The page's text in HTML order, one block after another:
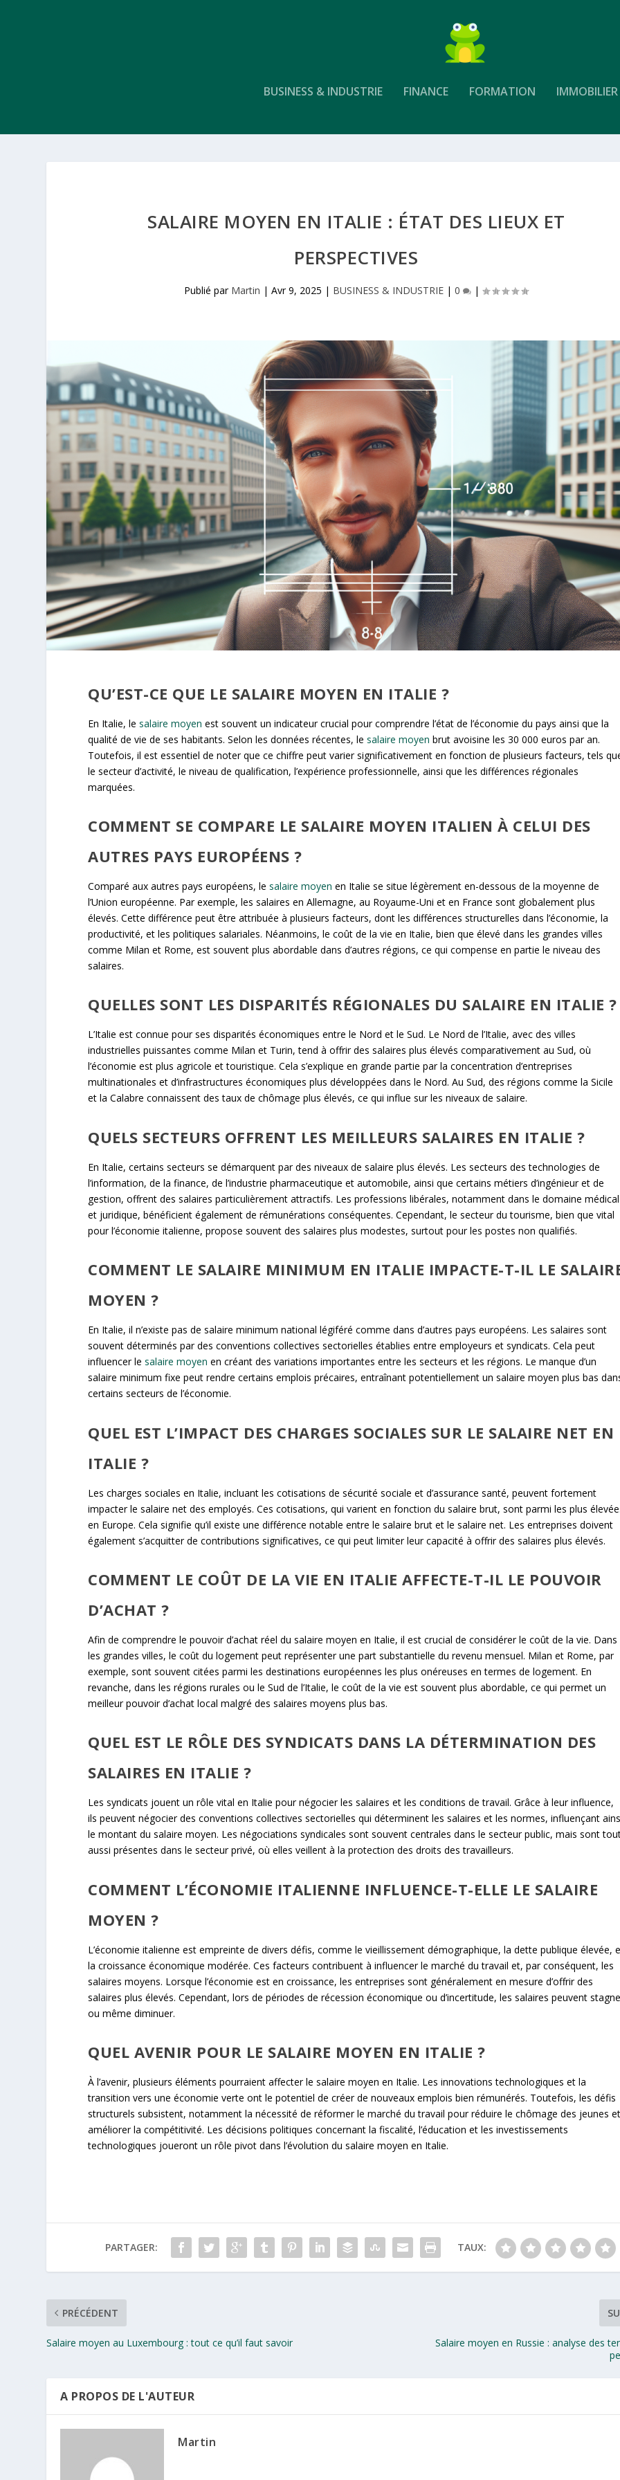
BUSINESS & INDUSTRIE FINANCE FORMATION IMMOBILIER
SALAIRE MOYEN EN ITALIE : ÉTAT DES LIEUX ET
PERSPECTIVES
Publié par Martin |Avr 9, 2025 | BUSINESS & INDUSTRIE |0 |
QU’EST-CE QUE LE SALAIRE MOYEN EN ITALIE ?
En Italie, lesalaire moyen est souvent un indicateur crucial pour comprendre l’état de l’économie du pays ainsi que la
qualité de vie de ses habitants. Selon les données récentes, lesalaire moyen brut avoisine les 30 000 euros par an.
Toutefois, il est essentiel de noter que ce chiffre peut varier significativement en fonction de plusieurs facteurs, tels
le secteur d’activité, le niveau de qualification, l’expérience professionnelle, ainsi que les différences régionales
marquées.
COMMENT SE COMPARE LE SALAIRE MOYEN ITALIEN À CELUI DES
AUTRES PAYS EUROPÉENS ?
Comparé aux autres pays européens, lesalaire moyen en Italie se situe légèrement en-dessous de la moyenne de
l’Union européenne. Par exemple, les salaires en Allemagne, au Royaume-Uni et en France sont globalement plus
élevés. Cette différence peut être attribuée à plusieurs facteurs, dont les différences structurelles dans l’économie, la
productivité, et les politiques salariales. Néanmoins, le coût de la vie en Italie, bien que élevé dans les grandes villes
comme Milan et Rome, est souvent plus abordable dans d’autres régions, ce qui compense en partie le niveau des
salaires.
QUELLES SONT LES DISPARITÉS RÉGIONALES DU SALAIRE EN ITALIE ?
L’Italie est connue pour ses disparités économiques entre le Nord et le Sud. Le Nord de l’Italie, avec des villes
industrielles puissantes comme Milan et Turin, tend à offrir des salaires plus élevés comparativement au Sud, où
l’économie est plus agricole et touristique. Cela s’explique en grande partie par la concentration d’entreprises
multinationales et d’infrastructures économiques plus développées dans le Nord. Au Sud, des régions comme la Sicile
et la Calabre connaissent des taux de chômage plus élevés, ce qui influe sur les niveaux de salaire.
QUELS SECTEURS OFFRENT LES MEILLEURS SALAIRES EN ITALIE ?
En Italie, certains secteurs se démarquent par des niveaux de salaire plus élevés. Les secteurs des technologies de
l’information, de la finance, de l’industrie pharmaceutique et automobile, ainsi que certains métiers d’ingénieur et de
gestion, offrent des salaires particulièrement attractifs. Les professions libérales, notamment dans le domaine médical
et juridique, bénéficient également de rémunérations conséquentes. Cependant, le secteur du tourisme, bien que vital
pour l’économie italienne, propose souvent des salaires plus modestes, surtout pour les postes non qualifiés.
COMMENT LE SALAIRE MINIMUM EN ITALIE IMPACTE-T-IL LE
MOYEN ?
En Italie, il n’existe pas de salaire minimum national légiféré comme dans d’autres pays européens. Les salaires sont
souvent déterminés par des conventions collectives sectorielles établies entre employeurs et syndicats. Cela peut
influencer lesalaire moyen en créant des variations importantes entre les secteurs et les régions. Le manque d’un
salaire minimum fixe peut rendre certains emplois précaires, entraînant potentiellement un salaire moyen plus bas
certains secteurs de l’économie.
QUEL EST L’IMPACT DES CHARGES SOCIALES SUR LE SALAIRE NET EN
ITALIE ?
Les charges sociales en Italie, incluant les cotisations de sécurité sociale et d’assurance santé, peuvent fortement
impacter le salaire net des employés. Ces cotisations, qui varient en fonction du salaire brut, sont parmi les plus
en Europe. Cela signifie qu’il existe une différence notable entre le salaire brut et le salaire net. Les entreprises doivent
également s’acquitter de contributions significatives, ce qui peut limiter leur capacité à offrir des salaires plus élevés.
COMMENT LE COÛT DE LA VIE EN ITALIE AFFECTE-T-IL LE POUVOIR
D’ACHAT ?
Afin de comprendre le pouvoir d’achat réel du salaire moyen en Italie, il est crucial de considérer le coût de la vie. Dans
les grandes villes, le coût du logement peut représenter une part substantielle du revenu mensuel. Milan et Rome, par
exemple, sont souvent citées parmi les destinations européennes les plus onéreuses en termes de logement. En
revanche, dans les régions rurales ou le Sud de l’Italie, le coût de la vie est souvent plus abordable, ce qui permet un
meilleur pouvoir d’achat local malgré des salaires moyens plus bas.
QUEL EST LE RÔLE DES SYNDICATS DANS LA DÉTERMINATION DES
SALAIRES EN ITALIE ?
Les syndicats jouent un rôle vital en Italie pour négocier les salaires et les conditions de travail. Grâce à leur influence,
ils peuvent négocier des conventions collectives sectorielles qui déterminent les salaires et les normes, influençant
le montant du salaire moyen. Les négociations syndicales sont souvent centrales dans le secteur public, mais sont
aussi présentes dans le secteur privé, où elles veillent à la protection des droits des travailleurs.
COMMENT L’ÉCONOMIE ITALIENNE INFLUENCE-T-ELLE LE SALAIRE
MOYEN ?
L’économie italienne est empreinte de divers défis, comme le vieillissement démographique, la dette publique élevée,
la croissance économique modérée. Ces facteurs contribuent à influencer le marché du travail et, par conséquent, les
salaires moyens. Lorsque l’économie est en croissance, les entreprises sont généralement en mesure d’offrir des
salaires plus élevés. Cependant, lors de périodes de récession économique ou d’incertitude, les salaires peuvent
ou même diminuer.
QUEL AVENIR POUR LE SALAIRE MOYEN EN ITALIE ?
À l’avenir, plusieurs éléments pourraient affecter le salaire moyen en Italie. Les innovations technologiques et la
transition vers une économie verte ont le potentiel de créer de nouveaux emplois bien rémunérés. Toutefois, les défis
structurels subsistent, notamment la nécessité de réformer le marché du travail pour réduire le chômage des jeunes
améliorer la compétitivité. Les décisions politiques concernant la fiscalité, l’éducation et les investissements
technologiques joueront un rôle pivot dans l’évolution du salaire moyen en Italie.
PARTAGER: TAUX:
PRÉCÉDENT
Salaire moyen au Luxembourg : tout ce qu’il faut savoir
Salaire moyen en Russie : analyse des
A PROPOS DE L'AUTEUR
Martin